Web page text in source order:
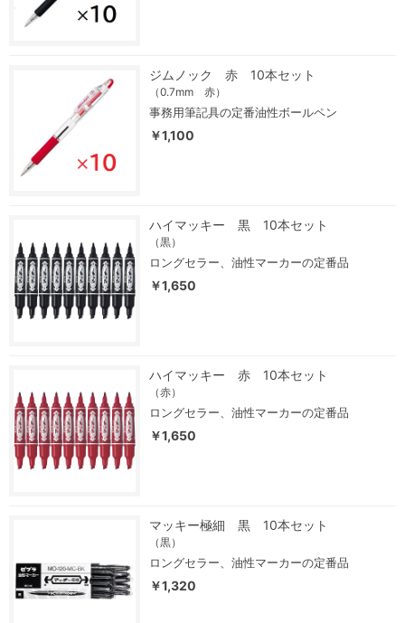
ジムノック 赤 10本セット
（0.7mm 赤）
事務用筆記具の定番油性ボールペン
￥1,100
ハイマッキー 黒 10本セット
（黒）
ロングセラー、油性マーカーの定番品
￥1,650
ハイマッキー 赤 10本セット
（赤）
ロングセラー、油性マーカーの定番品
￥1,650
マッキー極細 黒 10本セット
（黒）
ロングセラー、油性マーカーの定番品
￥1,320